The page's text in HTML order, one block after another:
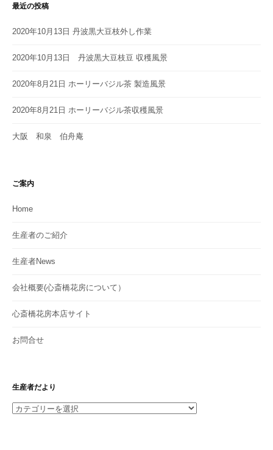
最近の投稿
2020年10月13日 丹波黒大豆枝外し作業
2020年10月13日 丹波黒大豆枝豆 収穫風景
2020年8月21日 ホーリーバジル茶 製造風景
2020年8月21日 ホーリーバジル茶収穫風景
大阪 和泉 伯舟庵
ご案内
Home
生産者のご紹介
生産者News
会社概要(心斎橋花房について）
心斎橋花房本店サイト
お問合せ
生産者だより
生